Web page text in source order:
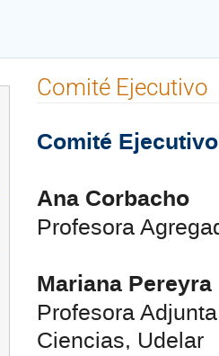
Comité Ejecutivo
Comité Ejecutivo
Ana Corbacho
Profesora
Mariana Pereyra
Profesora
Ciencias, Udelar